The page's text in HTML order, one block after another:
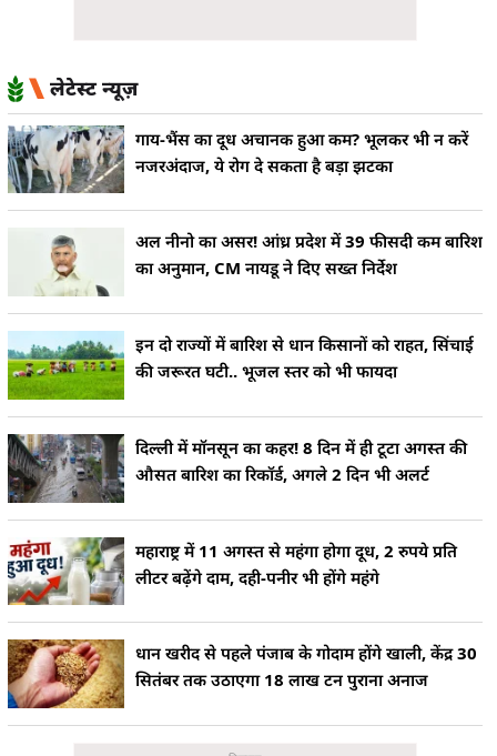
लेटेस्ट न्यूज़
गाय-भैंस का दूध अचानक हुआ कम? भूलकर भी न करें
नजरअंदाज, ये रोग दे सकता है बड़ा झटका
अल नीनो का असर! आंध्र प्रदेश में 39 फीसदी कम बारिश
का अनुमान, CM नायडू ने दिए सख्त निर्देश
इन दो राज्यों में बारिश से धान किसानों को राहत, सिंचाई
की जरूरत घटी.. भूजल स्तर को भी फायदा
दिल्ली में मॉनसून का कहर! 8 दिन में ही टूटा अगस्त की
औसत बारिश का रिकॉर्ड, अगले 2 दिन भी अलर्ट
महाराष्ट्र में 11 अगस्त से महंगा होगा दूध, 2 रुपये प्रति
लीटर बढ़ेंगे दाम, दही-पनीर भी होंगे महंगे
धान खरीद से पहले पंजाब के गोदाम होंगे खाली, केंद्र 30
सितंबर तक उठाएगा 18 लाख टन पुराना अनाज